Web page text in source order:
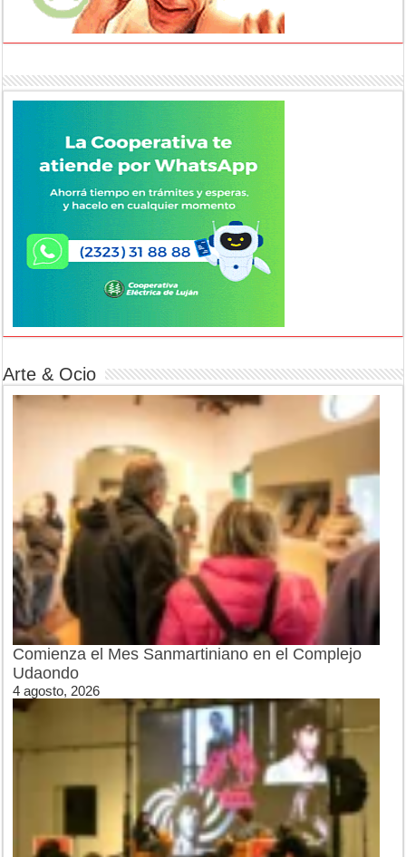
Arte & Ocio
Comienza el Mes Sanmartiniano en el Complejo
Udaondo
4 agosto, 2026